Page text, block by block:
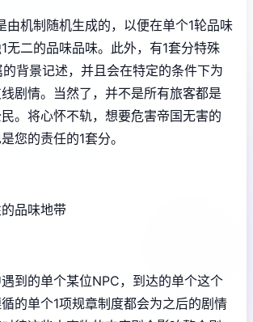
由机制随机生成的，以便在单个1轮品味
无二的品味品味。此外，有1套分特殊
背景记述，并且会在特定的条件下为
剧情。当然了，并不是所有旅客都是
。将心怀不轨，想要危害帝国无害的
您的责任的1套分。
品味地带
到的单个某位NPC，到达的单个这个
的单个1项规章制度都会为之后的剧情